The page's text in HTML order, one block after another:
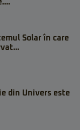
Solar în care
din Univers este